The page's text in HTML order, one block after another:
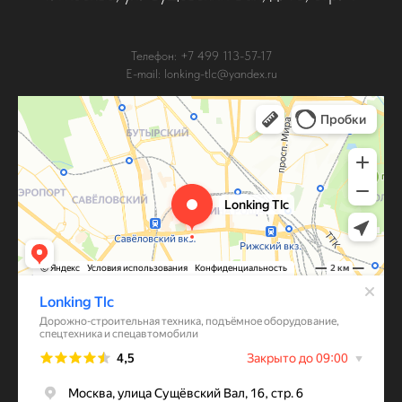
Телефон: +7 499 113-57-17
E-mail: lonking-tlc@yandex.ru